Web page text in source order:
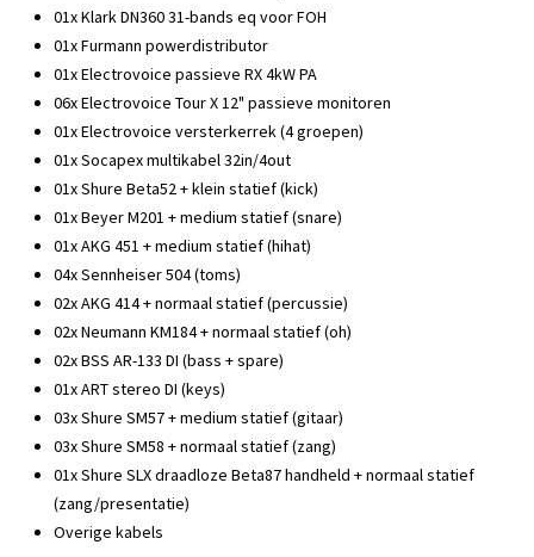
01x Klark DN360 31-bands eq voor FOH
01x Furmann powerdistributor
01x Electrovoice passieve RX 4kW PA
06x Electrovoice Tour X 12" passieve monitoren
01x Electrovoice versterkerrek (4 groepen)
01x Socapex multikabel 32in/4out
01x Shure Beta52 + klein statief (kick)
01x Beyer M201 + medium statief (snare)
01x AKG 451 + medium statief (hihat)
04x Sennheiser 504 (toms)
02x AKG 414 + normaal statief (percussie)
02x Neumann KM184 + normaal statief (oh)
02x BSS AR-133 DI (bass + spare)
01x ART stereo DI (keys)
03x Shure SM57 + medium statief (gitaar)
03x Shure SM58 + normaal statief (zang)
01x Shure SLX draadloze Beta87 handheld + normaal statief
(zang/presentatie)
Overige kabels